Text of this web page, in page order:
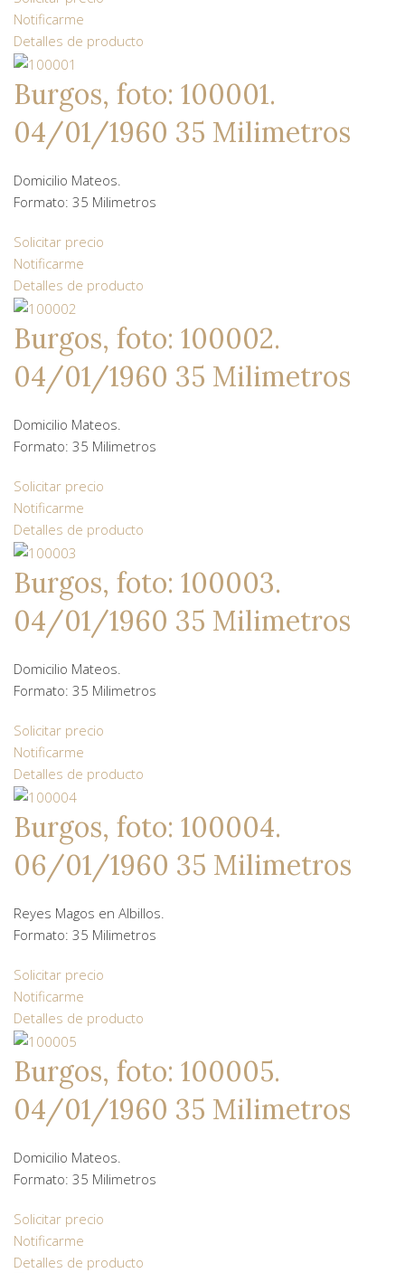
Notificarme
Detalles de producto
Burgos, foto: 100001.
04/01/1960 35 Milimetros
Domicilio Mateos.
Formato: 35 Milimetros
Solicitar precio
Notificarme
Detalles de producto
Burgos, foto: 100002.
04/01/1960 35 Milimetros
Domicilio Mateos.
Formato: 35 Milimetros
Solicitar precio
Notificarme
Detalles de producto
Burgos, foto: 100003.
04/01/1960 35 Milimetros
Domicilio Mateos.
Formato: 35 Milimetros
Solicitar precio
Notificarme
Detalles de producto
Burgos, foto: 100004.
06/01/1960 35 Milimetros
Reyes Magos en Albillos.
Formato: 35 Milimetros
Solicitar precio
Notificarme
Detalles de producto
Burgos, foto: 100005.
04/01/1960 35 Milimetros
Domicilio Mateos.
Formato: 35 Milimetros
Solicitar precio
Notificarme
Detalles de producto